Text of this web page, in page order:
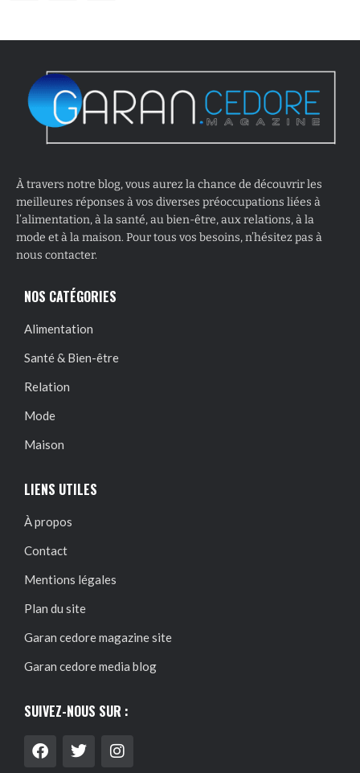
À travers notre blog, vous aurez la chance de découvrir les
meilleures réponses à vos diverses préoccupations liées à
l’alimentation, à la santé, au bien-être, aux relations, à la
mode et à la maison. Pour tous vos besoins, n’hésitez pas à
nous contacter.
NOS CATÉGORIES
Alimentation
Santé & Bien-être
Relation
Mode
Maison
LIENS UTILES
À propos
Contact
Mentions légales
Plan du site
Garan cedore magazine site
Garan cedore media blog
SUIVEZ-NOUS SUR :